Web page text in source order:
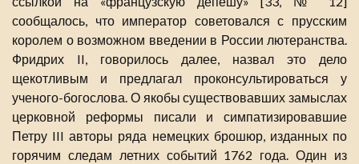
сообщалось, что император советовался с прусским
королем о возможном введении в России лютеранства.
Фридрих II, говорилось далее, назвал это дело
щекотливым и предлагал проконсультироваться у
ученого-богослова. О якобы существовавших замыслах
церковной реформы писали и симпатизировавшие
Петру III авторы ряда немецких брошюр, изданных по
горячим следам летних событий 1762 года. Один из